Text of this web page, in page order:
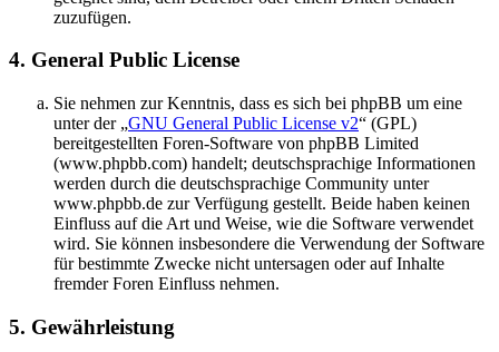
zuzufügen.
4. General Public License
Sie nehmen zur Kenntnis, dass es sich bei phpBB um eine
unter der „GNU General Public License v2“ (GPL)
bereitgestellten Foren-Software von phpBB Limited
(www.phpbb.com) handelt; deutschsprachige Informationen
werden durch die deutschsprachige Community unter
www.phpbb.de zur Verfügung gestellt. Beide haben keinen
Einfluss auf die Art und Weise, wie die Software verwendet
wird. Sie können insbesondere die Verwendung der Software
für bestimmte Zwecke nicht untersagen oder auf Inhalte
fremder Foren Einfluss nehmen.
5. Gewährleistung